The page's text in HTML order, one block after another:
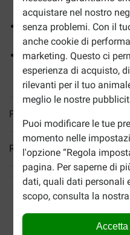
acquistare nel nostro
senza problemi. Con il
anche cookie di
marketing. Questo ci
esperienza di acquisto,
rilevanti per il tuo
meglio le nostre
Puoi modificare le tue
momento nelle
l'opzione “Regola
pagina. Per saperne di
dati, quali dati personali
scopo, consulta la nostra
sana e controllata
Livelli efficaci di L-
corporeo e a mantenere
Gli antiossidanti
salute del sistema
Più informazioni
Reviews